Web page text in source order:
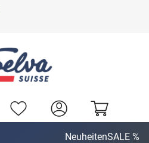
NeuheitenSALE %